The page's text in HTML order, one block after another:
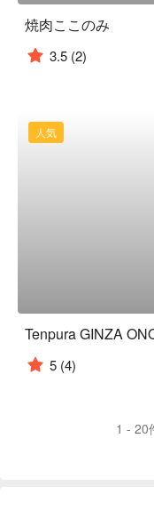
焼肉ここのみ
3.5 (2)
人気
5 (4)
1 - 20